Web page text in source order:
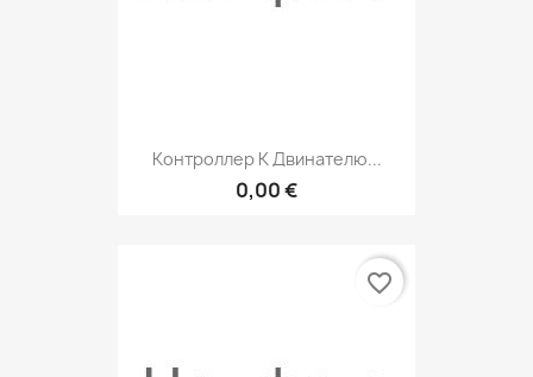
Контроллер К Двинателю...
0,00 €
favorite_border